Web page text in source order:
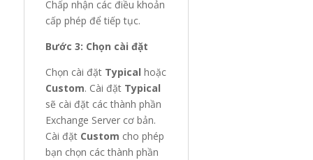
Chấp nhận các điều khoản
cấp phép để tiếp tục.
Bước 3: Chọn cài đặt
Chọn cài đặt Typical hoặc
Custom. Cài đặt Typical
sẽ cài đặt các thành phần
Exchange Server cơ bản.
Cài đặt Custom cho phép
bạn chọn các thành phần